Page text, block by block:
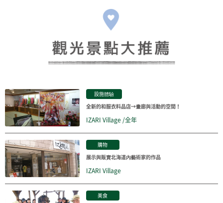
設施體驗
全新的和服衣料品店→畫廊與活動的空間！
IZARI Village /全年
購物
展示與販賣北海道內藝術家的作品
IZARI Village
美食